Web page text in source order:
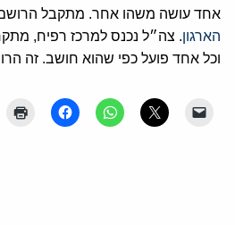
אחד עושה משהו אחר. מתקבל
הארגון. צה״ל נכנס למרכז רפיח,
וכל אחד פועל כפי שהוא חושב. זה